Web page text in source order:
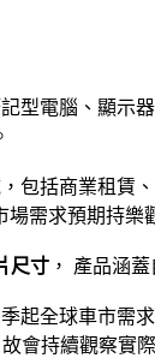
型電腦、顯示
包括商業租賃
需求預期持樂
尺寸 ， 產品涵
季起全球車市需
會持續觀察實